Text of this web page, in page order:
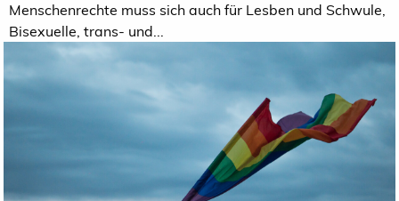
Menschenrechte muss sich auch für Lesben und Schwule,
Bisexuelle, trans- und...